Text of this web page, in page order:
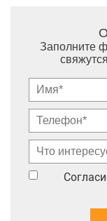
Заполните